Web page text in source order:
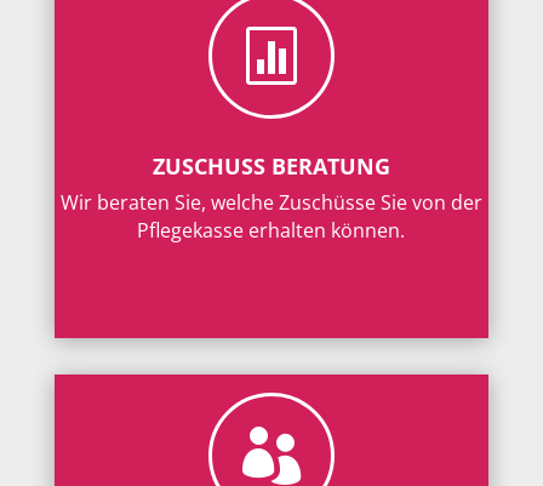

ZUSCHUSS BERATUNG
Wir beraten Sie, welche Zuschüsse Sie von der
Pflegekasse erhalten können.
